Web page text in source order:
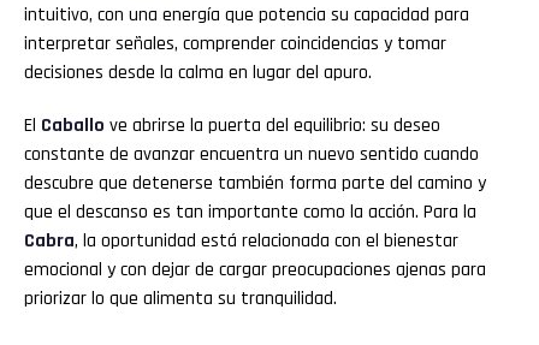
intuitivo, con una energía que potencia su capacidad para
interpretar señales, comprender coincidencias y tomar
decisiones desde la calma en lugar del apuro.
El Caballo ve abrirse la puerta del equilibrio: su deseo
constante de avanzar encuentra un nuevo sentido cuando
descubre que detenerse también forma parte del camino y
que el descanso es tan importante como la acción. Para la
Cabra, la oportunidad está relacionada con el bienestar
emocional y con dejar de cargar preocupaciones ajenas para
priorizar lo que alimenta su tranquilidad.